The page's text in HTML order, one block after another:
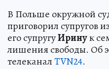
В Польше окружной
приговорил супругов
его супругуИринук
лишения свободы. Об
телеканалTVN24.